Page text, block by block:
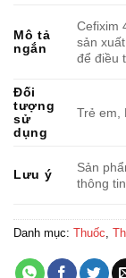
Mô tả
ngắn
Cefixim
sản
để điều
Đối
tượng
sử
dụng
Trẻ em,
Lưu ý
Sản
thông
Danh mục: Thuốc